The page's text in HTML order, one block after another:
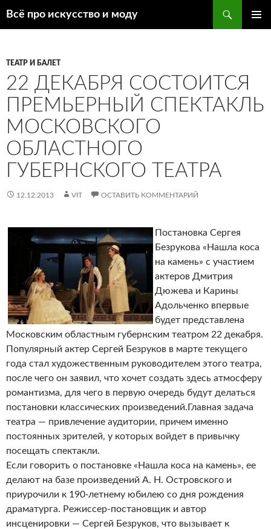
Всё про искусство и моду
ТЕАТР И БАЛЕТ
22 ДЕКАБРЯ СОСТОИТСЯ
ПРЕМЬЕРНЫЙ СПЕКТАКЛЬ
МОСКОВСКОГО
ОБЛАСТНОГО
ГУБЕРНСКОГО ТЕАТРА
12.12.2013 VIT ОСТАВИТЬ КОММЕНТАРИЙ
Постановка Сергея
Безрукова «Нашла коса
на камень» с участием
актеров Дмитрия
Дюжева и Карины
Адольченко впервые
будет представлена
Московским областным губернским театром 22 декабря.
Популярный актер Сергей Безруков в марте текущего
года стал художественным руководителем этого театра,
после чего он заявил, что хочет создать здесь атмосферу
романтизма, для чего в первую очередь будут делаться
постановки классических произведений. Главная задача
театра — привлечение аудитории, причем именно
постоянных зрителей, у которых войдет в привычку
посещать спектакли.
Если говорить о постановке «Нашла коса на камень», ее
делают на базе произведений А. Н. Островского и
приурочили к 190-летнему юбилею со дня рождения
драматурга. Режиссер-постановщик и автор
инсценировки — Сергей Безруков, что вызывает к